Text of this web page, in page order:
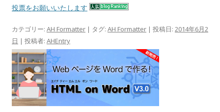
投票をお願いいたします
カテゴリー: AH Formatter | タグ: AH Formatter | 投稿日: 2014年6月2
日 | 投稿者: AHEntry